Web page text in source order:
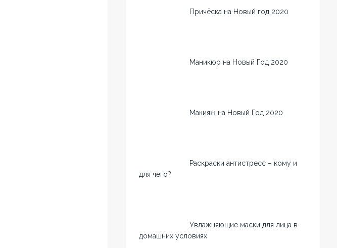
Причёска на Новый год 2020
Маникюр на Новый Год 2020
Макияж на Новый Год 2020
Раскраски антистресс – кому и
для чего?
Увлажняющие маски для лица в
домашних условиях